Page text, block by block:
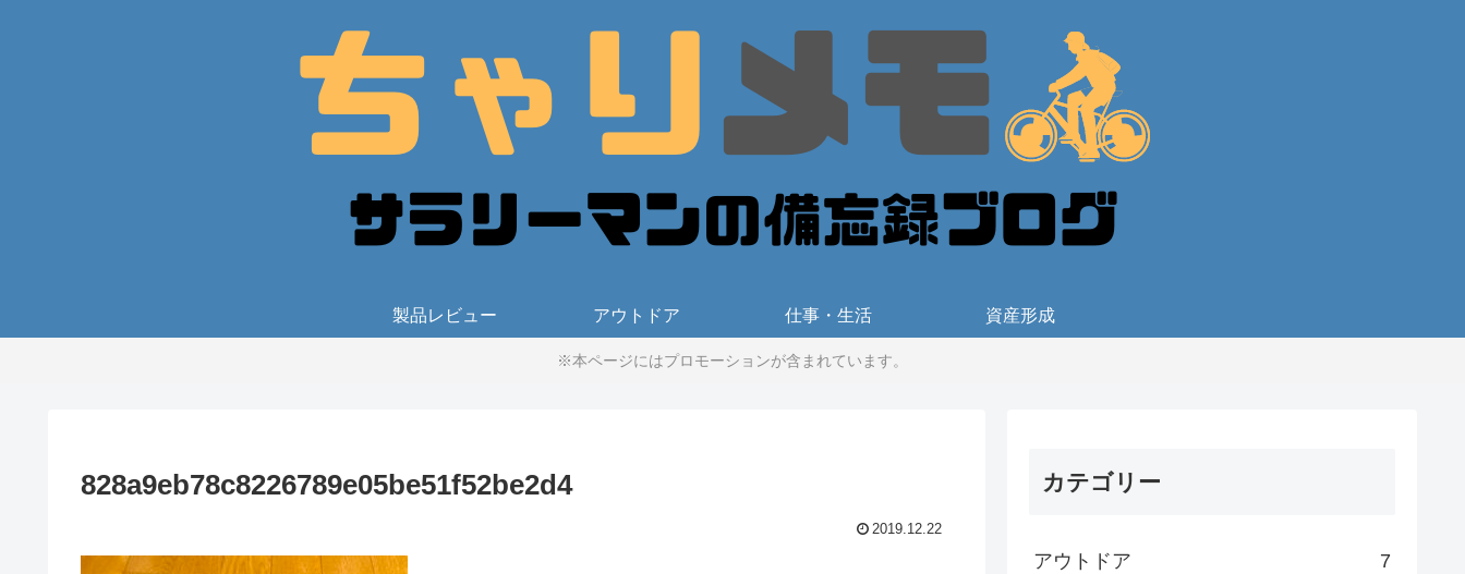
製品レビュー アウトドア 仕事・生活 資産形成
※本ページにはプロモーションが含まれています。
828a9eb78c8226789e05be51f52be2d4
2019.12.22
カテゴリー
アウトドア 7